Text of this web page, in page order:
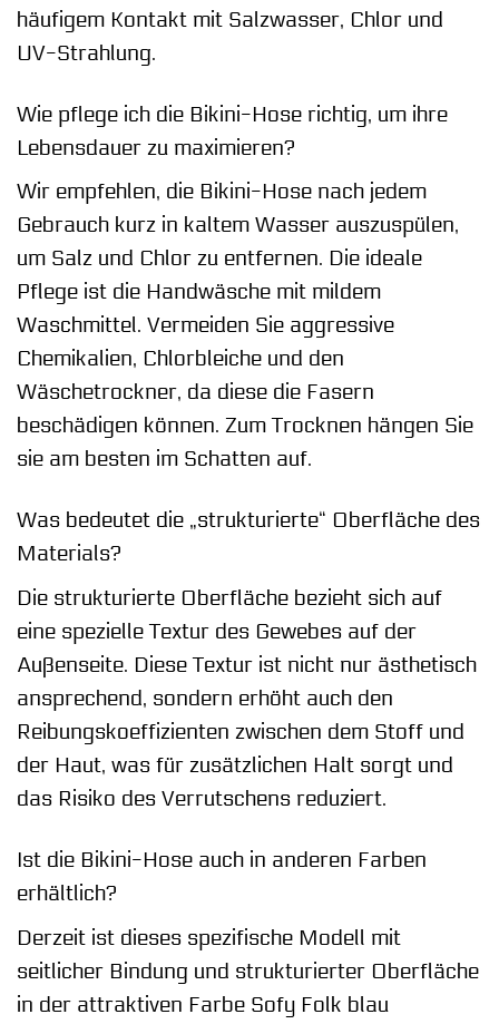
häufigem Kontakt mit Salzwasser, Chlor und
UV-Strahlung.
Wie pflege ich die Bikini-Hose richtig, um ihre
Lebensdauer zu maximieren?
Wir empfehlen, die Bikini-Hose nach jedem
Gebrauch kurz in kaltem Wasser auszuspülen,
um Salz und Chlor zu entfernen. Die ideale
Pflege ist die Handwäsche mit mildem
Waschmittel. Vermeiden Sie aggressive
Chemikalien, Chlorbleiche und den
Wäschetrockner, da diese die Fasern
beschädigen können. Zum Trocknen hängen Sie
sie am besten im Schatten auf.
Was bedeutet die „strukturierte“ Oberfläche des
Materials?
Die strukturierte Oberfläche bezieht sich auf
eine spezielle Textur des Gewebes auf der
Außenseite. Diese Textur ist nicht nur ästhetisch
ansprechend, sondern erhöht auch den
Reibungskoeffizienten zwischen dem Stoff und
der Haut, was für zusätzlichen Halt sorgt und
das Risiko des Verrutschens reduziert.
Ist die Bikini-Hose auch in anderen Farben
erhältlich?
Derzeit ist dieses spezifische Modell mit
seitlicher Bindung und strukturierter Oberfläche
in der attraktiven Farbe Sofy Folk blau